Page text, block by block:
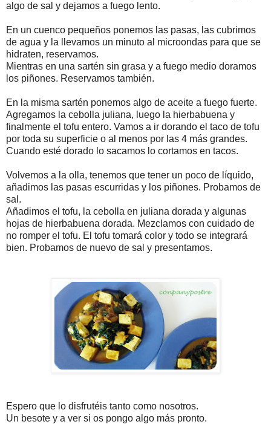
algo de sal y dejamos a fuego lento.
En un cuenco pequeños ponemos las pasas, las cubrimos
de agua y la llevamos un minuto al microondas para que se
hidraten, reservamos.
Mientras en una sartén sin grasa y a fuego medio doramos
los piñones. Reservamos también.
En la misma sartén ponemos algo de aceite a fuego fuerte.
Agregamos la cebolla juliana, luego la hierbabuena y
finalmente el tofu entero. Vamos a ir dorando el taco de tofu
por toda su superficie o al menos por las 4 más grandes.
Cuando esté dorado lo sacamos lo cortamos en tacos.
Volvemos a la olla, tenemos que tener un poco de líquido,
añadimos las pasas escurridas y los piñones. Probamos de
sal.
Añadimos el tofu, la cebolla en juliana dorada y algunas
hojas de hierbabuena dorada. Mezclamos con cuidado de
no romper el tofu. El tofu tomará color y todo se integrará
bien. Probamos de nuevo de sal y presentamos.
Espero que lo disfrutéis tanto como nosotros.
Un besote y a ver si os pongo algo más pronto.